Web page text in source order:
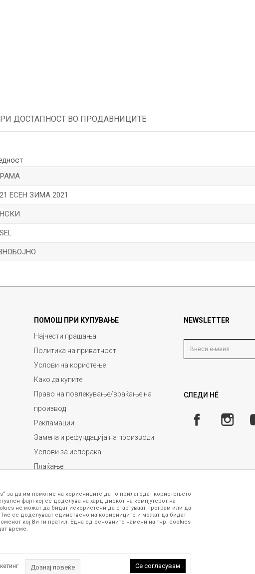
ДОСТАПНОСТ ВО ПРОДАВНИЦИТЕ
ЕСЕН ЗИМА 2021
ПОМОШ ПРИ КУПУВАЊЕ
Најчести прашања
Политика на приватност
Услови на користење
Како да купите
Право на повлекување/враќање на
производ
Рекламации
Замена и рефундација на производи
Услови за испорака
Плаќање
NEWSLETTER
СЛЕДИ НÉ
продавница се стремиме да бидат конкретни, точни и прецизни, меѓутоа не можеме
во моментот се достапни на залиха. Фотографиите се најверодостојниот приказ на
процедурата може да трае до 15 работни дена. За повеќе информации,
outlet@fashiongroup.com.mkодпонеделник до петок (08-16ч) и сабота (10-15ч)
за да им помогне на корисниците да го прилагодат користењето
фајл кој се доделува на хард дискот на компјутерот на
не можат да бидат искористени да стартуваат програм или да
се доделуваат единствено на корисниците и можат да бидат
кој Ви ги пратил. Една од основните намени на тнр. сookies
време.
Дознај повеќе Се согласувам